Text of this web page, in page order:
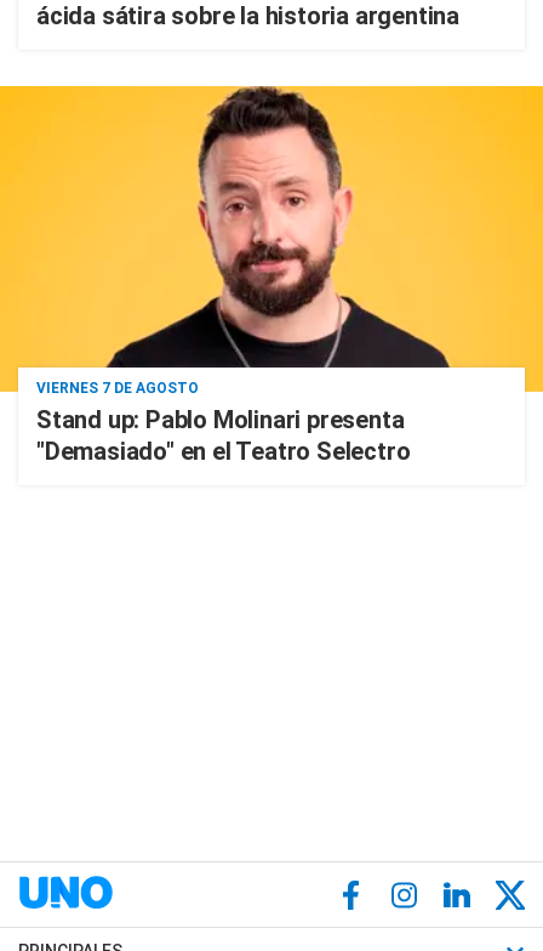
ácida sátira sobre la historia argentina
VIERNES 7 DE AGOSTO
Stand up: Pablo Molinari presenta
"Demasiado" en el Teatro Selectro